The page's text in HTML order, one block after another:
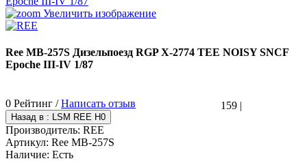
Увеличить изображение
Ree MB-257S Дизельпоезд RGP X-2774 TEE NOISY SNCF
Epoche III-IV 1/87
159 |
0 Рейтинг /Написать отзыв
Производитель: REE
Артикул: Ree MB-257S
Наличие: Есть